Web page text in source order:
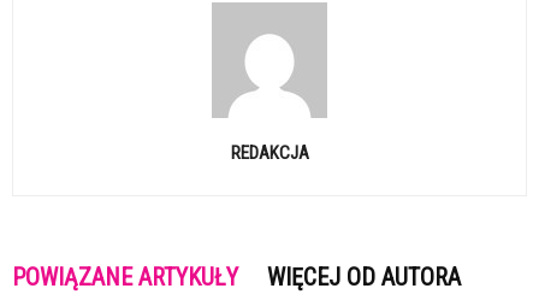
REDAKCJA
POWIĄZANE ARTYKUŁY WIĘCEJ OD AUTORA